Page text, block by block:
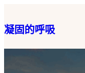
至
主
凝固的呼吸